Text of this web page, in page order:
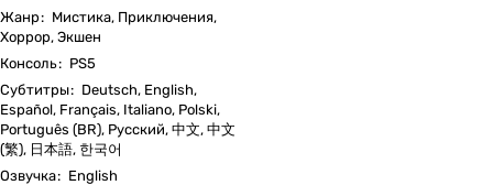
Жанр: Мистика, Приключения,
Хоррор, Экшен
Консоль: PS5
Субтитры: Deutsch, English,
Español, Français, Italiano, Polski,
Português (BR), Русский, 中文, 中文
(繁), 日本語, 한국어
Озвучка: English